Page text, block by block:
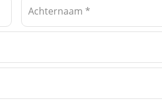
Achternaam *